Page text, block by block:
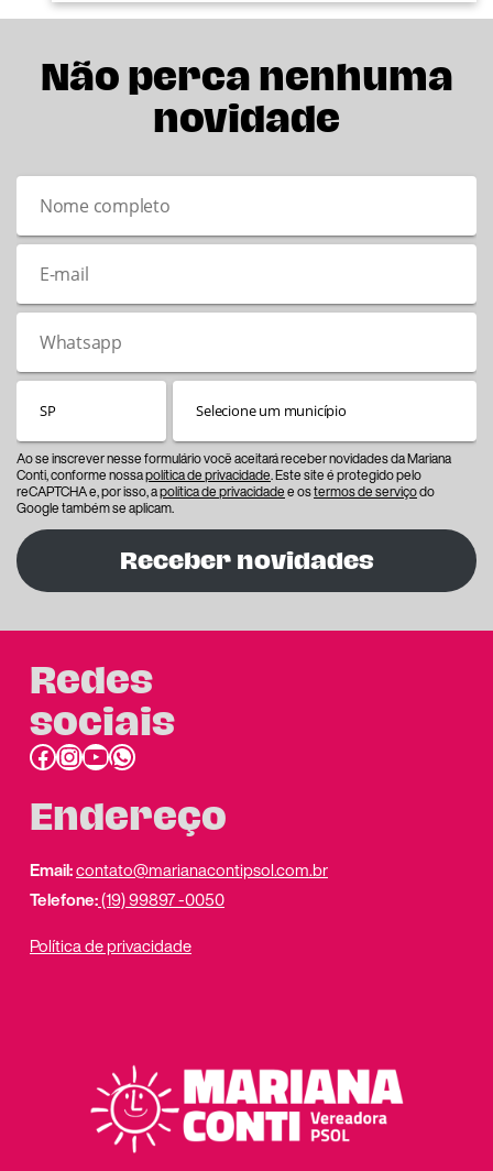
Não perca nenhuma
novidade
Ao se inscrever nesse formulário você aceitará receber novidades da Mariana
Conti, conforme nossapolítica de privacidade. Este site é protegido pelo
reCAPTCHA e, por isso, apolítica de privacidadee ostermos de serviçodo
Google também se aplicam.
Receber novidades
Redes
sociais
Facebook InstagramYoutube link do whatsapp
Endereço
Email:contato@marianacontipsol.com.br
Telefone:(19) 99897 -0050
Política de privacidade